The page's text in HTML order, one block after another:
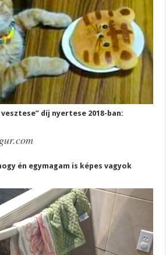
díj nyertese 2018-ban:
én egymagam is képes vagyok